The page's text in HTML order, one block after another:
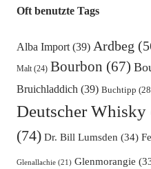
Oft benutzte Tags
Alba Import(39) Ardbeg
Malt(24) Bourbon (67)
Bruichladdich(39) Buchtipp
Deutscher Whisky
(74) Dr. Bill Lumsden (34)
Glenallachie(21) Glenmorangie